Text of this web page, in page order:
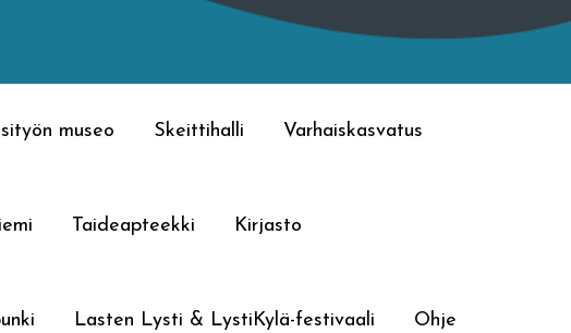
museo Skeittihalli Varhaiskasvatus
Taideapteekki Kirjasto
Lasten Lysti & LystiKylä-festivaali Ohje